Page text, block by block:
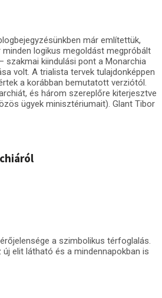
már említettük,
logikus megoldást megpróbált
szakmai kiindulási pont a Monarchia
volt. A trialista tervek tulajdonképpen
a korábban bemutatott verziótól.
és három szereplőre kiterjesztve
ügyek minisztériumait). Glant Tibor
a szimbolikus térfoglalás.
elit látható és a mindennapokban is